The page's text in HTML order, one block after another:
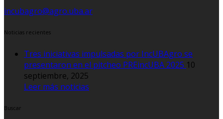
incubagro@agro.uba.ar
Noticias recientes
Tres iniciativas impulsadas por IncUBAgro se
presentaron en el pitcheo PREincUBA 2025 10
septiembre, 2025
Leer más noticias
Buscar